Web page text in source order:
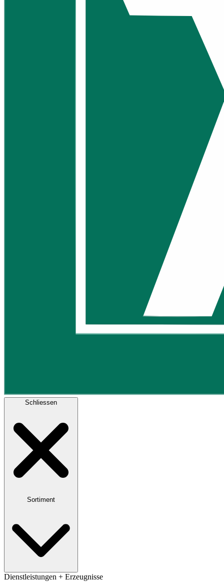
Schliessen
Sortiment
Dienstleistungen + Erzeugnisse